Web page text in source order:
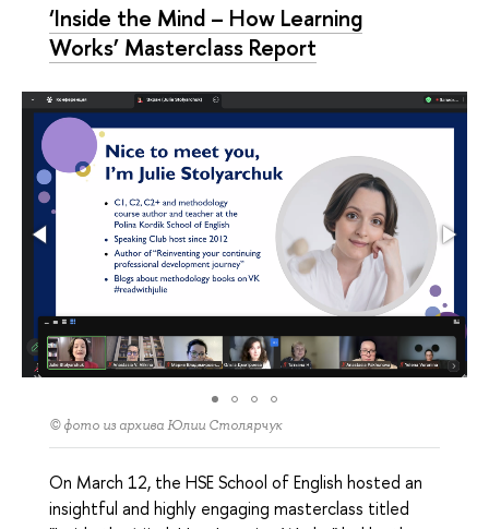
‘Inside the Mind – How Learning
Works’ Masterclass Report
© фото из архива Юлии Столярчук
On March 12, the HSE School of English hosted an
insightful and highly engaging masterclass titled